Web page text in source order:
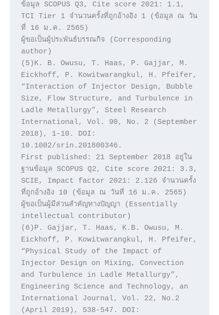
ข้อมูล SCOPUS Q3, Cite score 2021: 1.1,
TCI Tier 1 จำนวนครั้งที่ถูกอ้างอิง 1 (ข้อมูล ณ วัน
ที่ 16 ม.ค. 2565)
ผู้ขอเป็นผู้ประพันธ์บรรณกิจ (Corresponding
author)
(5)K. B. Owusu, T. Haas, P. Gajjar, M.
Eickhoff, P. Kowitwarangkul, H. Pfeifer,
“Interaction of Injector Design, Bubble
Size, Flow Structure, and Turbulence in
Ladle Metallurgy”, Steel Research
International, Vol. 90, No. 2 (September
2018), 1-10. DOI:
10.1002/srin.201800346.
First published: 21 September 2018 อยู่ใน
ฐานข้อมูล SCOPUS Q2, Cite score 2021: 3.3,
SCIE, Impact factor 2021: 2.126 จำนวนครั้ง
ที่ถูกอ้างอิง 10 (ข้อมูล ณ วันที่ 16 ม.ค. 2565)
ผู้ขอเป็นผู้มีส่วนสำคัญทางปัญญา (Essentially
intellectual contributor)
(6)P. Gajjar, T. Haas, K.B. Owusu, M.
Eickhoff, P. Kowitwarangkul, H. Pfeifer,
“Physical Study of the Impact of
Injector Design on Mixing, Convection
and Turbulence in Ladle Metallurgy”,
Engineering Science and Technology, an
International Journal, Vol. 22, No.2
(April 2019), 538-547. DOI: